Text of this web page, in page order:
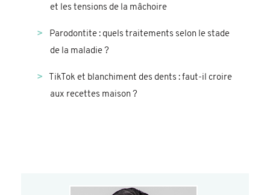
et les tensions de la mâchoire
Parodontite : quels traitements selon le stade
de la maladie ?
TikTok et blanchiment des dents : faut-il croire
aux recettes maison ?